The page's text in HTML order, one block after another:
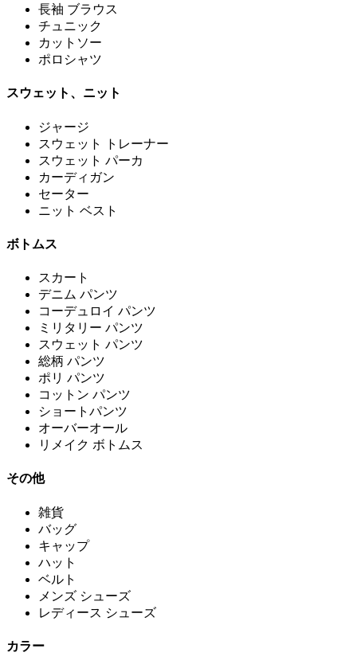
長袖 ブラウス
チュニック
カットソー
ポロシャツ
スウェット、ニット
ジャージ
スウェット トレーナー
スウェット パーカ
カーディガン
セーター
ニット ベスト
ボトムス
スカート
デニム パンツ
コーデュロイ パンツ
ミリタリー パンツ
スウェット パンツ
総柄 パンツ
ポリ パンツ
コットン パンツ
ショートパンツ
オーバーオール
リメイク ボトムス
その他
雑貨
バッグ
キャップ
ハット
ベルト
メンズ シューズ
レディース シューズ
カラー